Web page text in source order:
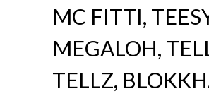
MC FITTI,
MEGALOH,
TELLZ,